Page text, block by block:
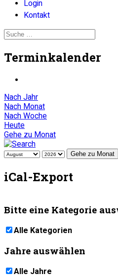
Login
Kontakt
Terminkalender
Nach Jahr
Nach Monat
Nach Woche
Heute
Gehe zu Monat
Gehe zu Monat
iCal-Export
Bitte eine Kategorie
Alle Kategorien
Jahre auswählen
Alle Jahre